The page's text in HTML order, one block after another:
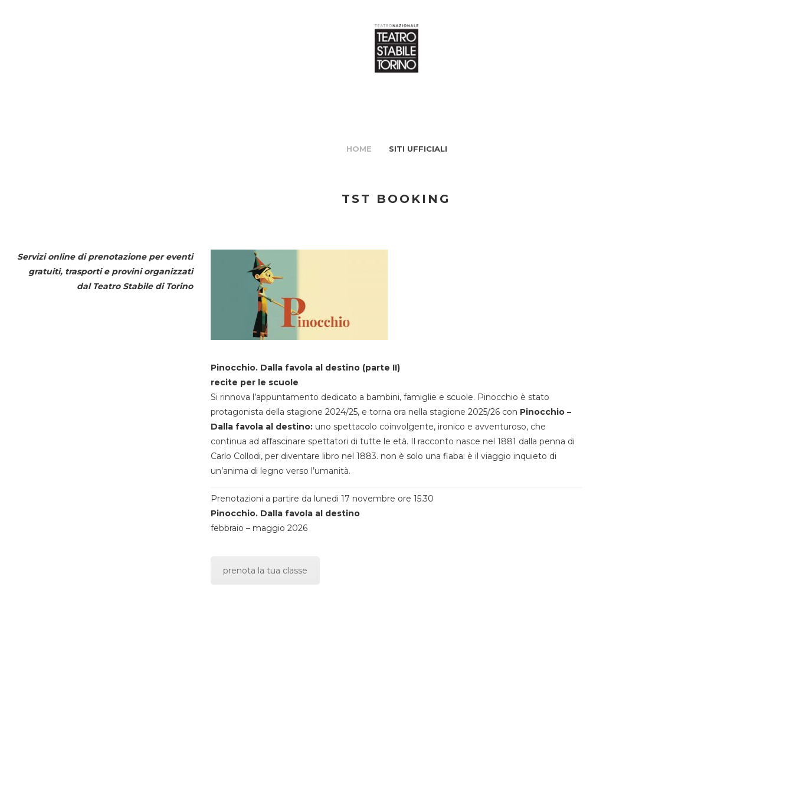
HOME SITI UFFICIALI
TST BOOKING
Servizi online di prenotazione per eventi
gratuiti, trasporti e provini organizzati
dal Teatro Stabile di Torino
Pinocchio. Dalla favola al destino (parte II)
recite per le scuole
Si rinnova l’appuntamento dedicato a bambini, famiglie e scuole. Pinocchio è stato
protagonista della stagione 2024/25, e torna ora nella stagione 2025/26 con Pinocchio –
Dalla favola al destino:uno spettacolo coinvolgente, ironico e avventuroso, che
continua ad affascinare spettatori di tutte le età. Il racconto nasce nel 1881 dalla penna di
Carlo Collodi, per diventare libro nel 1883. non è solo una fiaba: è il viaggio inquieto di
un’anima di legno verso l’umanità.
Prenotazioni a partire da lunedi 17 novembre ore 15.30
Pinocchio. Dalla favola al destino
febbraio – maggio 2026
prenota la tua classe